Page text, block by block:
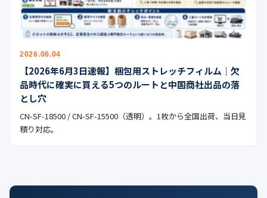
2026.06.04
【2026年6月3日速報】梱包用ストレッチフィルム｜欠
品時代に確実に買える5つのルートと中国商社出品の落
とし穴
CN-SF-18500 / CN-SF-15500（透明）。1枚から全国出荷、当日見
積り対応。